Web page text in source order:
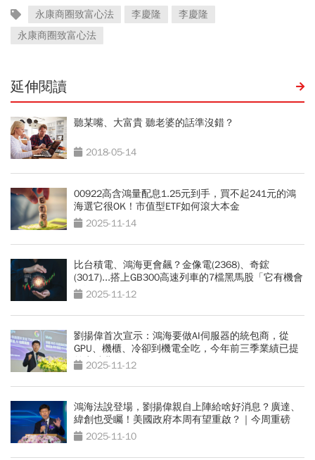
永康商圈致富心法 李慶隆
李慶隆
永康商圈致富心法
延伸閱讀
聽某嘴、大富貴 聽老婆的話準沒錯？
2018-05-14
00922高含鴻量配息1.25元到手，買不起241元的鴻
海選它很OK！市值型ETF如何滾大本金
2025-11-14
比台積電、鴻海更會飆？金像電(2368)、奇鋐
(3017)...搭上GB300高速列車的7檔黑馬股「它有機會
再漲300元」
2025-11-12
劉揚偉首次宣示：鴻海要做AI伺服器的統包商，從
GPU、機櫃、冷卻到機電全吃，今年前三季業績已提
前突破兆元！
2025-11-12
鴻海法說登場，劉揚偉親自上陣給啥好消息？廣達、
緯創也受矚！美國政府本周有望重啟？｜今周重磅
2025-11-10